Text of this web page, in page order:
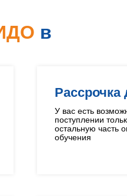
в
Рассрочка
У вас есть
поступлении
остальную часть
обучения